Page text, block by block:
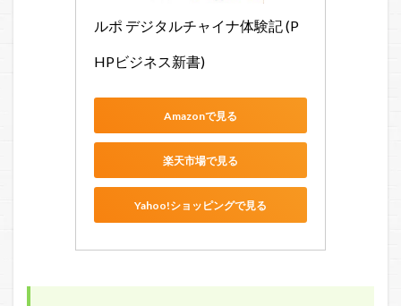
ルポ デジタルチャイナ体験記 (P
HPビジネス新書)
Amazonで見る
楽天市場で見る
Yahoo!ショッピングで見る